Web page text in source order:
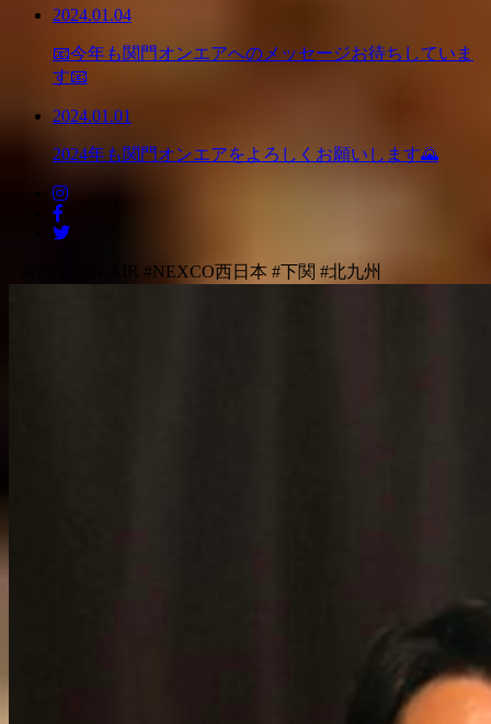
2024.01.04
📧今年も関門オンエアへのメッセージお待ちしていま
す📧
2024.01.01
2024年も関門オンエアをよろしくお願いします🌄
#NOW ON AIR #NEXCO西日本 #下関 #北九州